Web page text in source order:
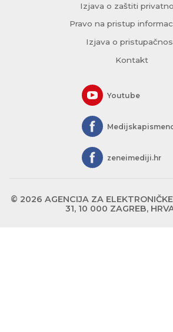
Izjava o zaštiti
Pravo na pristup
Izjava o
Kontakt
Youtube
zeneimediji.hr
© 2026 AGENCIJA ZA ELEKTRONIČKE
31, 10 000 ZAGREB,